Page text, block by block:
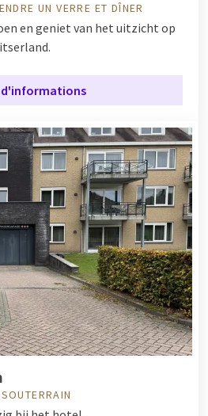
UN VERRE ET DÎNER
en geniet van het uitzicht op
d'informations